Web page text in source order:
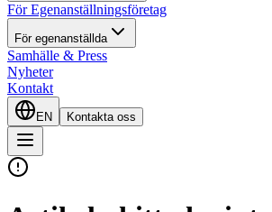
För Egenanställningsföretag
För egenanställda
Samhälle & Press
Nyheter
Kontakt
EN Kontakta oss